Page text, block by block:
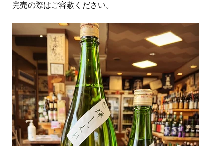
完売の際はご容赦ください。